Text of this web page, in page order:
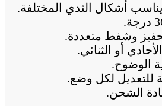
أشكال الثدي المختلفة.
وشفط متعددة.
أو الثنائي.
الشحن.